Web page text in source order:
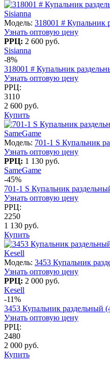
Sisianna
Модель: 318001 # Купальник
Узнать оптовую цену
РРЦ: 2 600 руб.
Sisianna
-8%
318001 # Купальник
Узнать оптовую цену
РРЦ:
3110
2 600 руб.
Купить
SameGame
Модель: 701-1 S Купальник
Узнать оптовую цену
РРЦ: 1 130 руб.
SameGame
-45%
701-1 S Купальник
Узнать оптовую цену
РРЦ:
2250
1 130 руб.
Купить
Kesell
Модель: 3453 Купальник
Узнать оптовую цену
РРЦ: 2 000 руб.
Kesell
-11%
3453 Купальник раздельный
Узнать оптовую цену
РРЦ:
2480
2 000 руб.
Купить